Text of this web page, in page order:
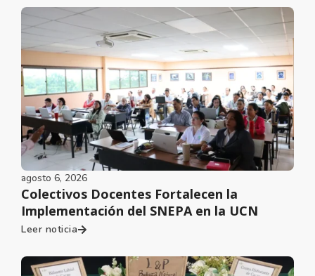
agosto 6, 2026
Colectivos Docentes Fortalecen la
Implementación del SNEPA en la UCN
Leer noticia